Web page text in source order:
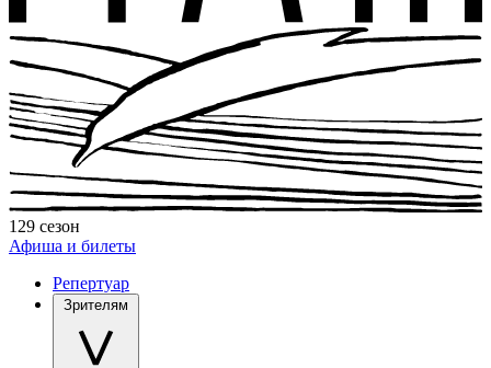
129 сезон
Афиша и билеты
Репертуар
Зрителям